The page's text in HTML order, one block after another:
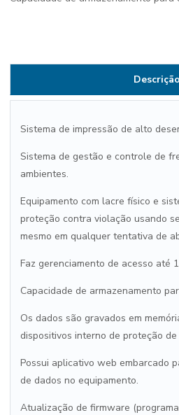
Descrição
Sistema de impressão de alto
Sistema de gestão e controle de
ambientes.
Equipamento com lacre físico e
proteção contra violação usando
mesmo em qualquer tentativa de
Faz gerenciamento de acesso até
Capacidade de armazenamento
Os dados são gravados em
dispositivos interno de proteção
Possui aplicativo web embarcado
de dados no equipamento.
Atualização de firmware